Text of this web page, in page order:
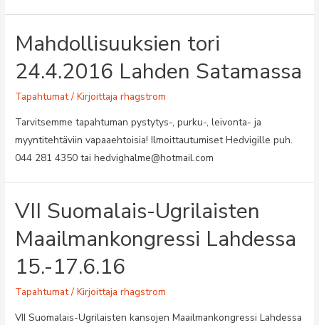
Mahdollisuuksien tori
24.4.2016 Lahden Satamassa
Tapahtumat/ Kirjoittajarhagstrom
Tarvitsemme tapahtuman pystytys-, purku-, leivonta- ja
myyntitehtäviin vapaaehtoisia! Ilmoittautumiset Hedvigille puh.
044 281 4350 tai hedvighalme@hotmail.com
VII Suomalais-Ugrilaisten
Maailmankongressi Lahdessa
15.-17.6.16
Tapahtumat/ Kirjoittajarhagstrom
VII Suomalais-Ugrilaisten kansojen Maailmankongressi Lahdessa